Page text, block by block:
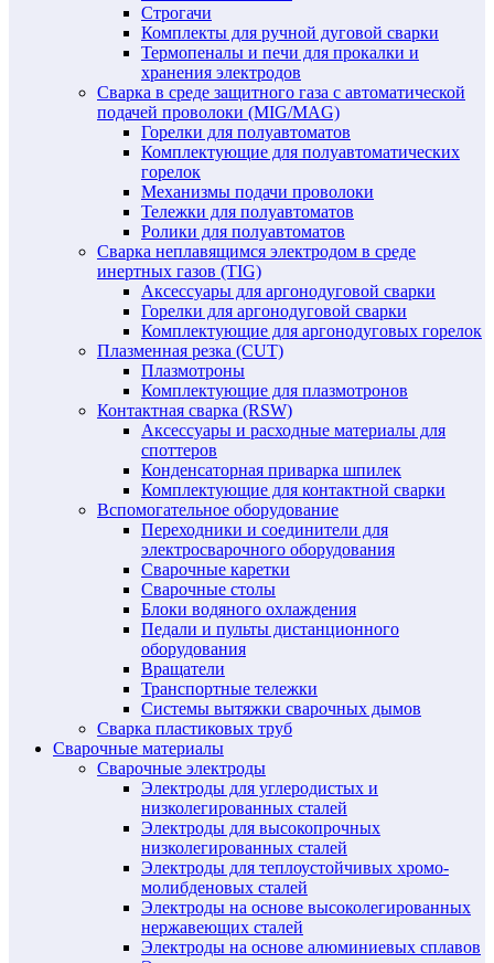
Строгачи
Комплекты для ручной дуговой сварки
Термопеналы и печи для прокалки и
хранения электродов
Сварка в среде защитного газа с автоматической
подачей проволоки (MIG/MAG)
Горелки для полуавтоматов
Комплектующие для полуавтоматических
горелок
Механизмы подачи проволоки
Тележки для полуавтоматов
Ролики для полуавтоматов
Сварка неплавящимся электродом в среде
инертных газов (TIG)
Аксессуары для аргонодуговой сварки
Горелки для аргонодуговой сварки
Комплектующие для аргонодуговых горелок
Плазменная резка (CUT)
Плазмотроны
Комплектующие для плазмотронов
Контактная сварка (RSW)
Аксессуары и расходные материалы для
споттеров
Конденсаторная приварка шпилек
Комплектующие для контактной сварки
Вспомогательное оборудование
Переходники и соединители для
электросварочного оборудования
Сварочные каретки
Сварочные столы
Блоки водяного охлаждения
Педали и пульты дистанционного
оборудования
Вращатели
Транспортные тележки
Системы вытяжки сварочных дымов
Сварка пластиковых труб
Сварочные материалы
Сварочные электроды
Электроды для углеродистых и
низколегированных сталей
Электроды для высокопрочных
низколегированных сталей
Электроды для теплоустойчивых хромо-
молибденовых сталей
Электроды на основе высоколегированных
нержавеющих сталей
Электроды на основе алюминиевых сплавов